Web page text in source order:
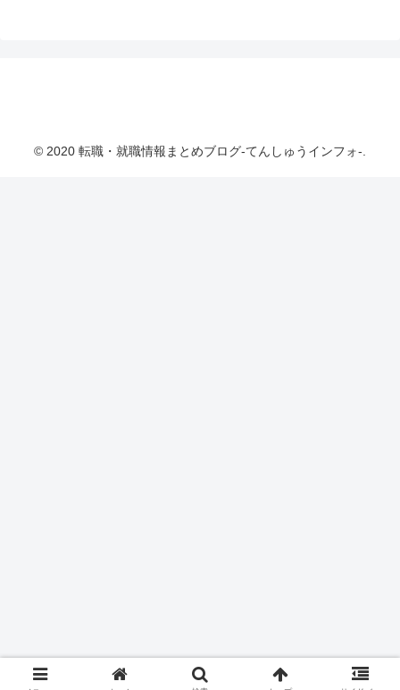
© 2020 転職・就職情報まとめブログ-てんしゅうインフォ-.